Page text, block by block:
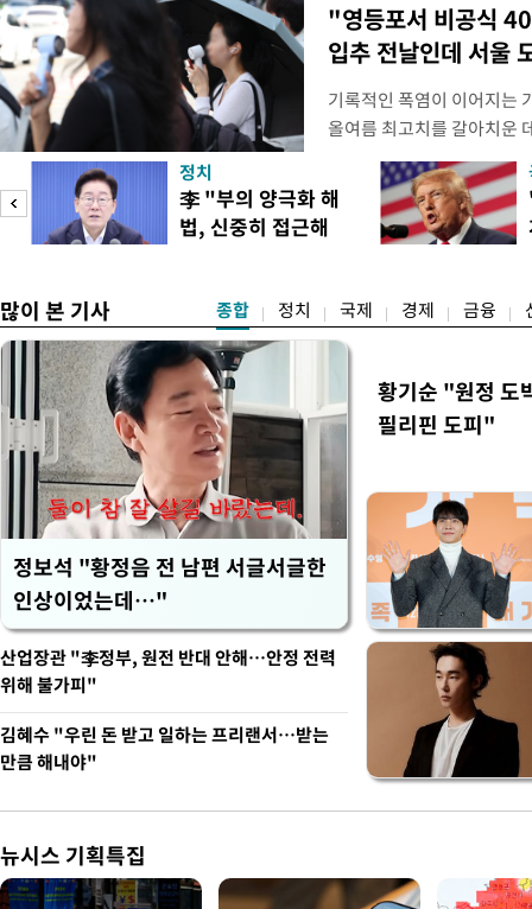
"영등포서 비공식
입추 전날인데 서울
기록적인 폭염이 이어지는
올여름 최고치를 갈아치운
시15분 39.9도까지 치솟
청에 따르면 이날 오후 4시
관측(ASOS) 기준 37.9도
했다. 관측 이래 역대 5위
정치
李 "부의 양극화 해
법, 신중히 접근해
많이 본 기사 종합 정치 국제 경제 금융
정보석 "황정음 전 남편 서글서글한
인상이었는데…"
황기순 "원정 도
필리핀 도피"
산업장관 "李정부, 원전 반대 안해…안정 전력
위해 불가피"
김혜수 "우린 돈 받고 일하는 프리랜서…받는
만큼 해내야"
뉴시스 기획특집